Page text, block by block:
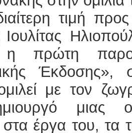
τιμή
πρώτη
με τον
μιας
στα έργα του,